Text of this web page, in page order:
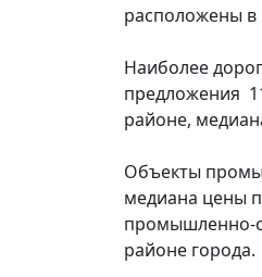
расположены в
Наиболее
предложения
районе,
Объекты
медиана цены
промышленно-
районе города.